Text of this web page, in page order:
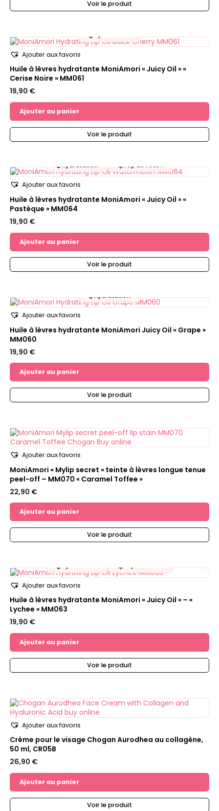
Voir le produit
💧
Ajouter aux favoris
Huile à lèvres hydratante MoniAmori « Juicy Oil » «
Cerise Noire » MM061
19,90 €
Ajouter au panier
Voir le produit
💧Hydratation ☀️ Top de l'été !
Ajouter aux favoris
Huile à lèvres hydratante MoniAmori « Juicy Oil » «
Pastèque » MM064
19,90 €
Ajouter au panier
Voir le produit
💧Hydratation
Ajouter aux favoris
Huile à lèvres hydratante MoniAmori Juicy Oil « Grape »
MM060
19,90 €
Ajouter au panier
Voir le produit
Ajouter aux favoris
MoniAmori « Mylip secret » teinte à lèvres longue tenue
peel-off – MM070 « Caramel Toffee »
22,90 €
Ajouter au panier
Voir le produit
💧 Hydratation ☀️ Top de l'été !
Ajouter aux favoris
Huile à lèvres hydratante MoniAmori « Juicy Oil » – «
Lychee » MM063
19,90 €
Ajouter au panier
Voir le produit
Ajouter aux favoris
Crème pour le visage Chogan Aurodhea au collagène,
50 ml, CR05B
26,90 €
Ajouter au panier
Voir le produit